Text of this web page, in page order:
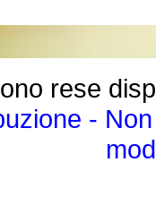
rese
-